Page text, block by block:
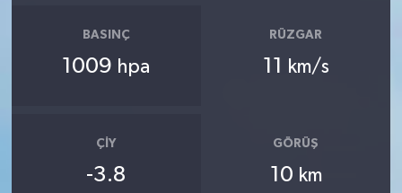
BASINÇ
1009 hpa
RÜZGAR
11 km/s
ÇIY
-3.8
GÖRÜŞ
10 km